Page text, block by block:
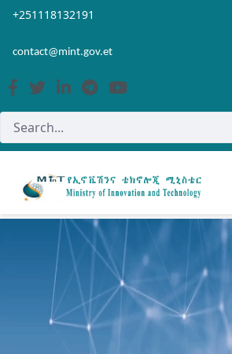
Skip to Main Content
Open Accessibility Menu
+251118132191
contact@mint.gov.et